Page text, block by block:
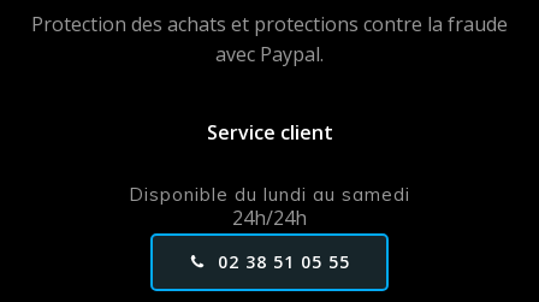
Protection des achats et protections contre la fraude
avec Paypal.
Service client
Disponible du lundi au samedi
24h/24h
02 38 51 05 55